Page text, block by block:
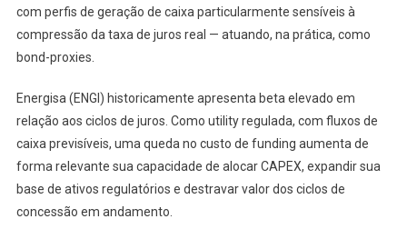
com perfis de geração de caixa particularmente sensíveis à
compressão da taxa de juros real — atuando, na prática, como
bond-proxies.
Energisa (ENGI) historicamente apresenta beta elevado em
relação aos ciclos de juros. Como utility regulada, com fluxos de
caixa previsíveis, uma queda no custo de funding aumenta de
forma relevante sua capacidade de alocar CAPEX, expandir sua
base de ativos regulatórios e destravar valor dos ciclos de
concessão em andamento.